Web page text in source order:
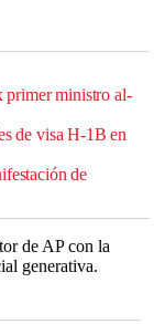
primer ministro al-
de visa H-1B en
de
de AP con la
generativa.